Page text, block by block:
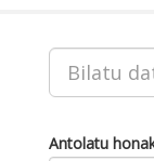
Antolatu